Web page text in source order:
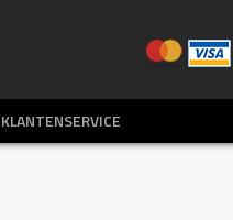
KLANTENSERVICE